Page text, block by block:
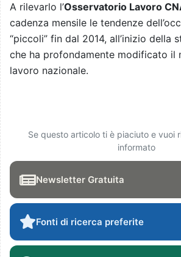
A rilevarlo l’Osservatorio Lavoro
cadenza mensile le tendenze
“piccoli” fin dal 2014, all’inizio della
che ha profondamente modificato il
lavoro nazionale.
Se questo articolo ti è piaciuto e vuoi
informato
Newsletter Gratuita
Fonti di ricerca preferite